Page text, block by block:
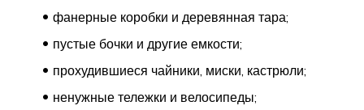
фанерные коробки и деревянная тара;
пустые бочки и другие емкости;
прохудившиеся чайники, миски, кастрюли;
ненужные тележки и велосипеды;